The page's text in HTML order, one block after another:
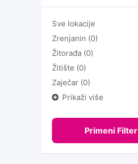
Sve lokacije
Zrenjanin (0)
Žitorađa (0)
Žitište (0)
Zaječar (0)
Prikaži više
Primeni Filter